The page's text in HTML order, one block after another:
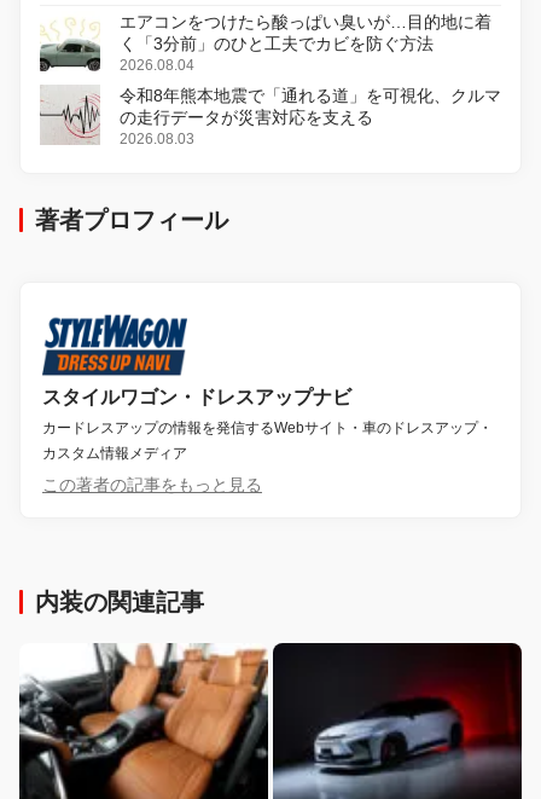
エアコンをつけたら酸っぱい臭いが…目的地に着
く「3分前」のひと工夫でカビを防ぐ方法
2026.08.04
令和8年熊本地震で「通れる道」を可視化、クルマ
の走行データが災害対応を支える
2026.08.03
著者プロフィール
スタイルワゴン・ドレスアップナビ
カードレスアップの情報を発信するWebサイト・車のドレスアップ・
カスタム情報メディア
この著者の記事をもっと見る
内装の関連記事